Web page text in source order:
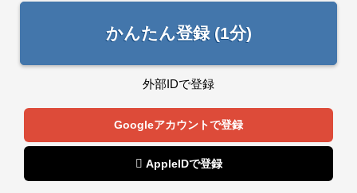
かんたん登録 (1分)
外部IDで登録
Googleアカウントで登録
 AppleIDで登録